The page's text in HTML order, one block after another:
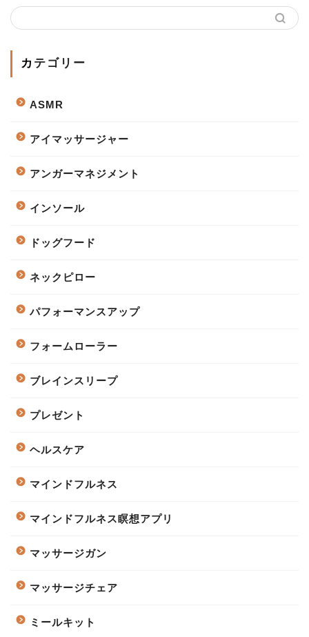
カテゴリー
ASMR
アイマッサージャー
アンガーマネジメント
インソール
ドッグフード
ネックピロー
パフォーマンスアップ
フォームローラー
ブレインスリープ
プレゼント
ヘルスケア
マインドフルネス
マインドフルネス瞑想アプリ
マッサージガン
マッサージチェア
ミールキット